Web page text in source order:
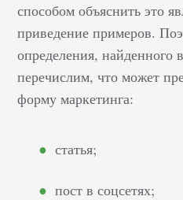
способом объяснить это
приведение примеров.
определения, найденного
перечислим, что может
форму маркетинга:
статья;
пост в соцсетях;